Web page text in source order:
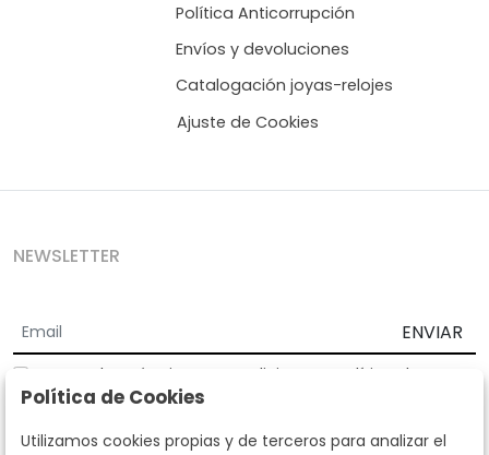
Política Anticorrupción
Envíos y devoluciones
Catalogación joyas-relojes
Ajuste de Cookies
NEWSLETTER
ENVIAR
Acepto los Términos y Condiciones
Política de
privacidad
Según la LOPD y disposiciones de desarrollo, informamos que sus
Política de Cookies
Utilizamos cookies propias y de terceros para analizar el